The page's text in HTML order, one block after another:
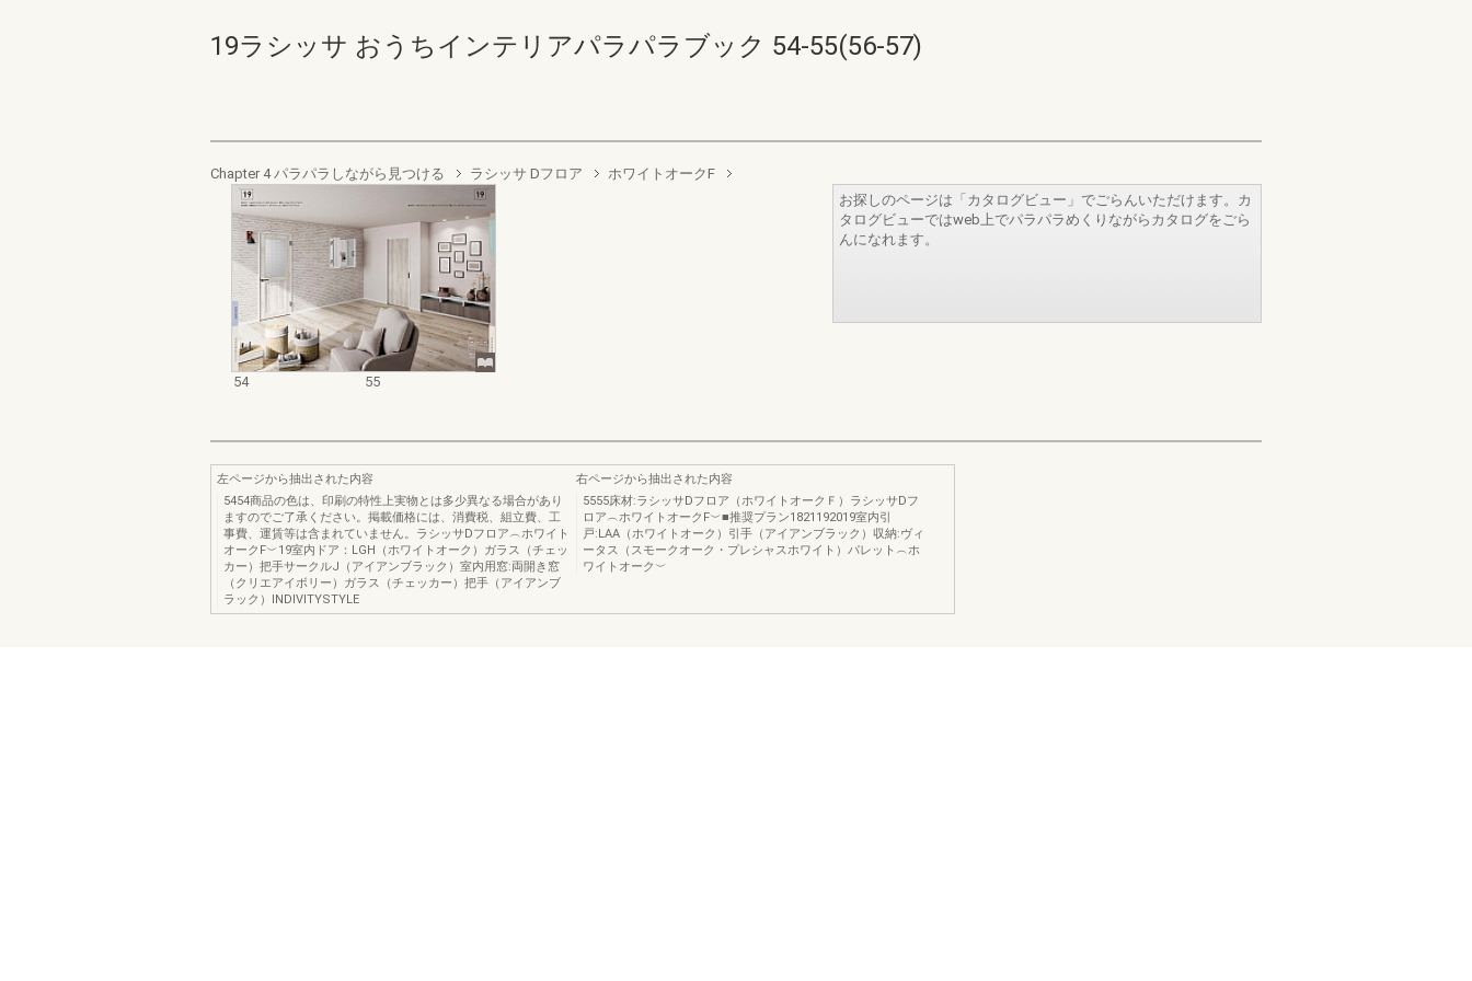
19ラシッサ おうちインテリアパラパラブック 54-55(56-57)
Chapter 4 パラパラしながら見つける ラシッサ Dフロア ホワイトオークF
54 55
お探しのページは「カタログビュー」でごらんいただけます。カ
タログビューではweb上でパラパラめくりながらカタログをごら
んになれます。
左ページから抽出された内容
5454商品の色は、印刷の特性上実物とは多少異なる場合があり
ますのでご了承ください。掲載価格には、消費税、組立費、工
事費、運賃等は含まれていません。ラシッサDフロア︵ホワイト
オークF︶19室内ドア：LGH（ホワイトオーク）ガラス（チェッ
カー）把手サークルJ（アイアンブラック）室内用窓:両開き窓
（クリエアイボリー）ガラス（チェッカー）把手（アイアンブ
ラック）INDIVITYSTYLE
右ページから抽出された内容
5555床材:ラシッサDフロア（ホワイトオークＦ）ラシッサDフ
ロア︵ホワイトオークF︶■推奨プラン1821192019室内引
戸:LAA（ホワイトオーク）引手（アイアンブラック）収納:ヴィ
ータス（スモークオーク・プレシャスホワイト）パレット︵ホ
ワイトオーク︶